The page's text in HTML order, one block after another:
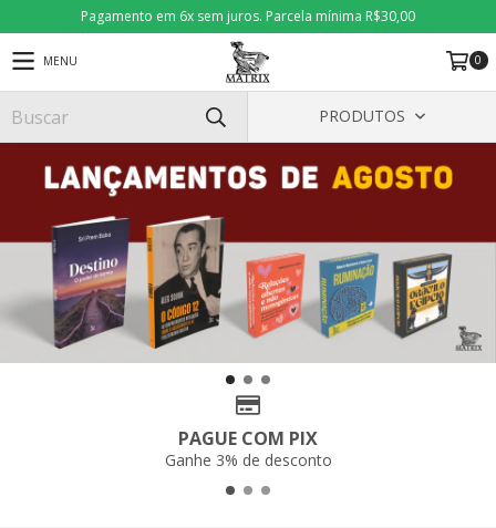
Pagamento em 6x sem juros. Parcela mínima R$30,00
MENU 0
PRODUTOS
PAGUE COM PIX
Ganhe 3% de desconto